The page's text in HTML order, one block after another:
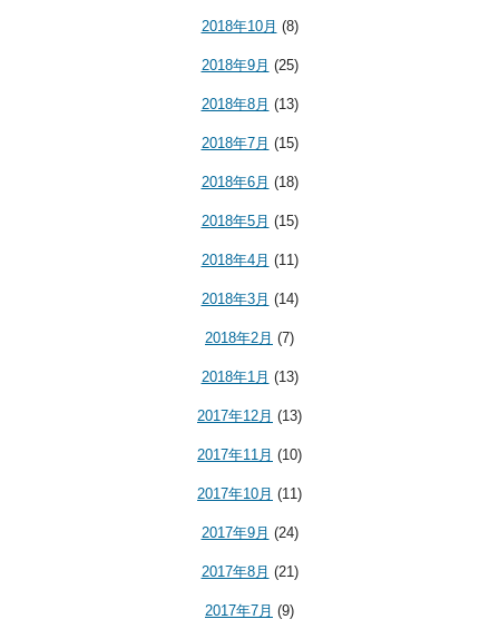
2018年10月 (8)
2018年9月 (25)
2018年8月 (13)
2018年7月 (15)
2018年6月 (18)
2018年5月 (15)
2018年4月 (11)
2018年3月 (14)
2018年2月 (7)
2018年1月 (13)
2017年12月 (13)
2017年11月 (10)
2017年10月 (11)
2017年9月 (24)
2017年8月 (21)
2017年7月 (9)